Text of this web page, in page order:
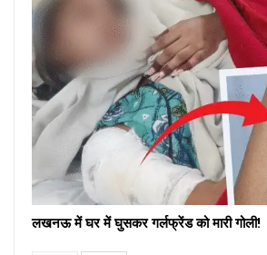
लखनऊ में घर में घुसकर गर्लफ्रेंड को मारी गोली!